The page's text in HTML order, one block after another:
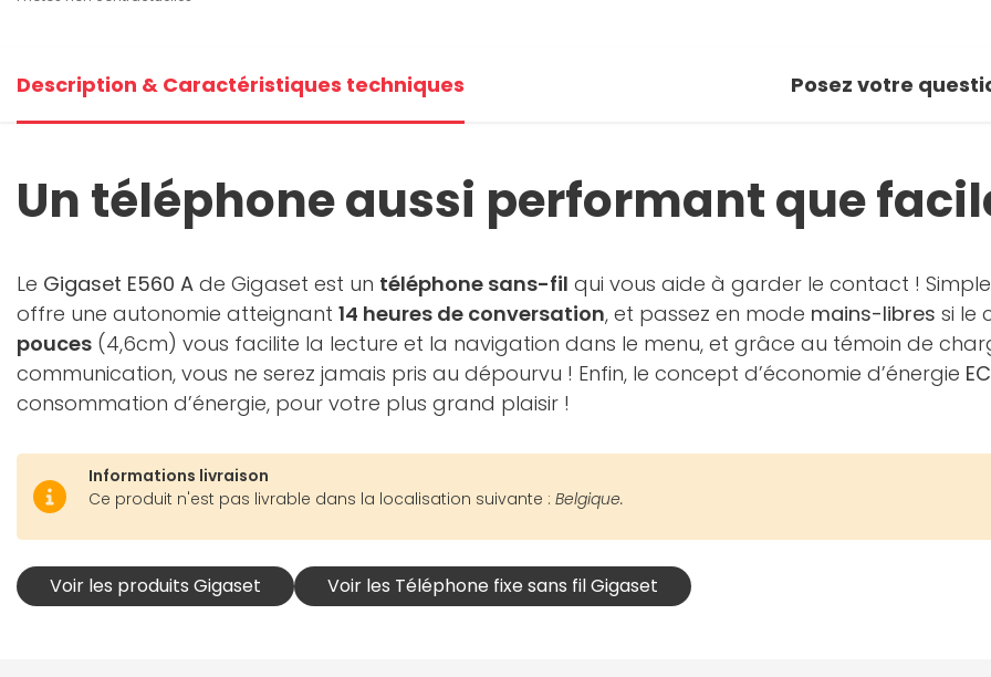
Description & Caractéristiques techniques Posez votre
Un téléphone aussi performant que
Le Gigaset E560 A de Gigaset est un téléphone sans-fil qui vous aide à garder le contact !
offre une autonomie atteignant 14 heures de conversation, et passez en mode mains-libres si le
pouces (4,6cm) vous facilite la lecture et la navigation dans le menu, et grâce au témoin de
communication, vous ne serez jamais pris au dépourvu ! Enfin, le concept d’économie d’énergie
consommation d’énergie, pour votre plus grand plaisir !
Informations livraison
Ce produit n'est pas livrable dans la localisation suivante : Belgique.
Voir les produits Gigaset Voir les Téléphone fixe sans fil Gigaset